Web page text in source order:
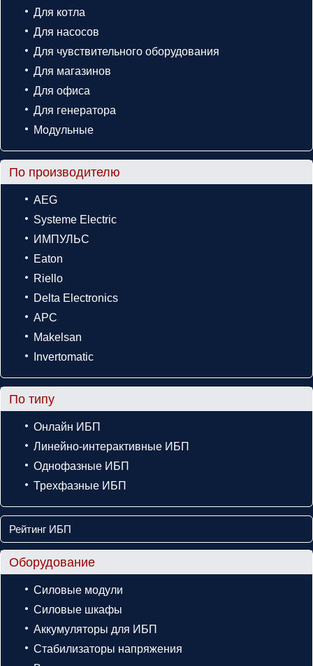
Для котла
Для насосов
Для чувствительного оборудования
Для магазинов
Для офиса
Для генератора
Модульные
По производителю
AEG
Systeme Electric
ИМПУЛЬС
Eaton
Riello
Delta Electronics
APC
Makelsan
Invertomatic
По типу
Онлайн ИБП
Линейно-интерактивные ИБП
Однофазные ИБП
Трехфазные ИБП
Рейтинг ИБП
Оборудование
Силовые модули
Силовые шкафы
Аккумуляторы для ИБП
Стабилизаторы напряжения